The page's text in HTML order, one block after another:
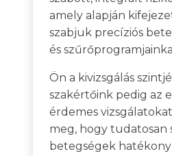
amely alapján
szabjuk precíziós
és
Ön a kivizsgálás
szakértőink pedig az
érdemes
meg, hogy tudatosan
betegségek hatékony